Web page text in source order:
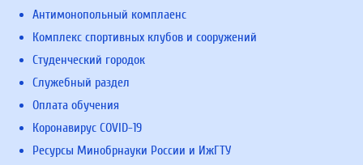
Антимонопольный комплаенс
Комплекс спортивных клубов и сооружений
Студенческий городок
Служебный раздел
Оплата обучения
Коронавирус COVID-19
Ресурсы Минобрнауки России и ИжГТУ